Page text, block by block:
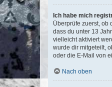
Ich habe mich
Überprüfe zuerst, ob
dass du unter 13
vielleicht aktiviert
wurde dir mitgeteilt,
oder die E-Mail von
Nach oben